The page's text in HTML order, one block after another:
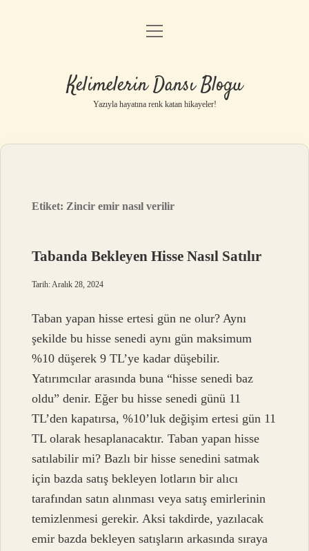
Anasayfa
Yasal Uyarı
menüyü
Kelimelerin Dansı Blogu
Yazıyla hayatına renk katan hikayeler!
Etiket: Zincir emir nasıl verilir
Tabanda Bekleyen Hisse Nasıl Satılır
Tarih: Aralık 28, 2024
Taban yapan hisse ertesi gün ne olur? Aynı
şekilde bu hisse senedi aynı gün maksimum
%10 düşerek 9 TL’ye kadar düşebilir.
Yatırımcılar arasında buna “hisse senedi baz
oldu” denir. Eğer bu hisse senedi günü 11
TL’den kapatırsa, %10’luk değişim ertesi gün 11
TL olarak hesaplanacaktır. Taban yapan hisse
satılabilir mi? Bazlı bir hisse senedini satmak
için bazda satış bekleyen lotların bir alıcı
tarafından satın alınması veya satış emirlerinin
temizlenmesi gerekir. Aksi takdirde, yazılacak
emir bazda bekleyen satışların arkasında sıraya